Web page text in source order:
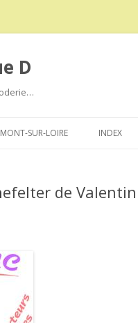
D
SUR-LOIRE INDEX
de